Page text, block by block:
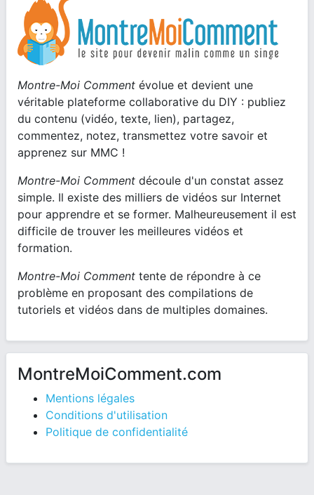
Montre-Moi Comment évolue et devient une
véritable plateforme collaborative du DIY : publiez
du contenu (vidéo, texte, lien), partagez,
commentez, notez, transmettez votre savoir et
apprenez sur MMC !
Montre-Moi Comment découle d'un constat assez
simple. Il existe des milliers de vidéos sur Internet
pour apprendre et se former. Malheureusement il est
difficile de trouver les meilleures vidéos et
formation.
Montre-Moi Comment tente de répondre à ce
problème en proposant des compilations de
tutoriels et vidéos dans de multiples domaines.
MontreMoiComment.com
Mentions légales
Conditions d'utilisation
Politique de confidentialité